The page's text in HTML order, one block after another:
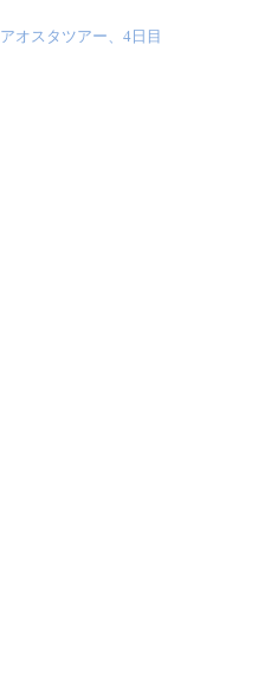
アオスタツアー、4日目